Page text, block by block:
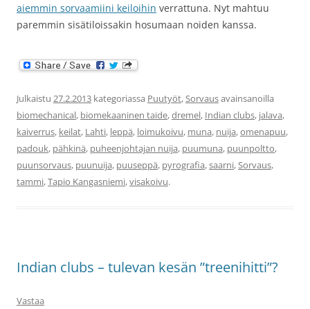
aiemmin sorvaamiini keiloihin verrattuna. Nyt mahtuu
paremmin sisätiloissakin hosumaan noiden kanssa.
Julkaistu 27.2.2013 kategoriassa Puutyöt,Sorvausavainsanoilla
biomechanical, biomekaaninen taide,dremel, Indian clubs, jalava,
kaiverrus, keilat, Lahti, leppä, loimukoivu, muna, nuija,omenapuu,
padouk, pähkinä, puheenjohtajan nuija, puumuna, puunpoltto,
puunsorvaus, puunuija, puuseppä, pyrografia,saarni,Sorvaus,
tammi,Tapio Kangasniemi,visakoivu.
Indian clubs – tulevan kesän ”treenihitti”?
Vastaa